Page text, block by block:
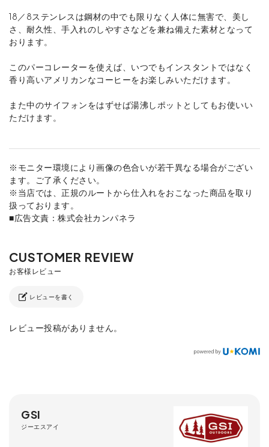
18／8ステンレスは鋼材の中でも限りなく人体に無害で、美し
さ、耐久性、手入れのしやすさなどを兼ね備えた素材となって
おります。
このパーコレーターを使えば、いつでもインスタントではなく
香り高いアメリカンなコーヒーをお楽しみいただけます。
また中のサイフォンをはずせば湯沸しポットとしてもお使いい
ただけます。
※モニター環境により画像の色合いが若干異なる場合がござい
ます。ご了承ください。
※当店では、正規のルートから仕入れをおこなった商品を取り
扱っております。
■広告文責：株式会社カンパネラ
レビューを書く
レビュー投稿がありません。
GSI
ジーエスアイ